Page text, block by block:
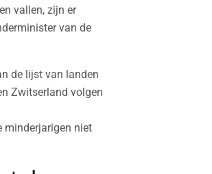
vallen, zijn er
van de
de lijst van landen
Zwitserland volgen
minderjarigen niet